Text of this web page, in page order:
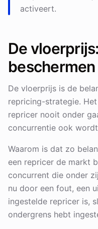
activeert.
De
beschermen
De vloerprijs is de
repricing-strategie.
repricer nooit onder
concurrentie ook
Waarom is dat zo
een repricer de markt
concurrent die onder
nu door een fout, een
ingestelde repricer is,
ondergrens hebt